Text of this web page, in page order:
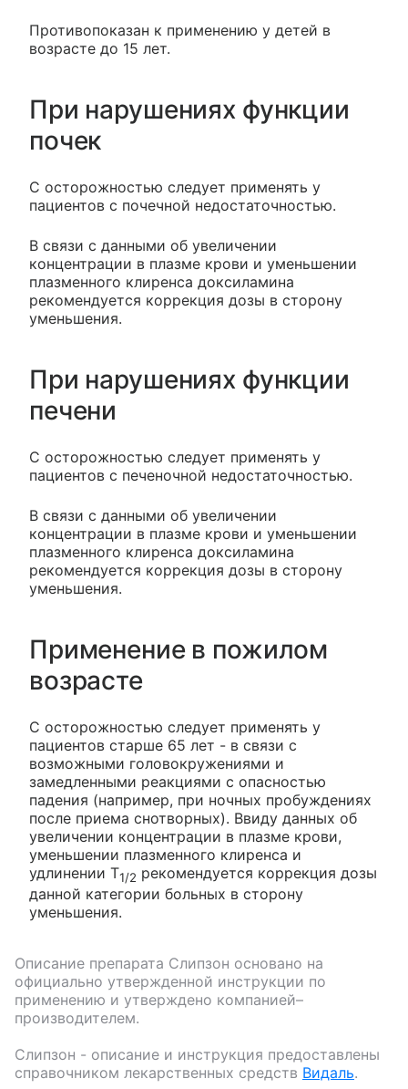
Противопоказан к применению у детей в
возрасте до 15 лет.
При нарушениях функции
почек
С осторожностью следует применять у
пациентов с почечной недостаточностью.
В связи с данными об увеличении
концентрации в плазме крови и уменьшении
плазменного клиренса доксиламина
рекомендуется коррекция дозы в сторону
уменьшения.
При нарушениях функции
печени
С осторожностью следует применять у
пациентов с печеночной недостаточностью.
В связи с данными об увеличении
концентрации в плазме крови и уменьшении
плазменного клиренса доксиламина
рекомендуется коррекция дозы в сторону
уменьшения.
Применение в пожилом
возрасте
С осторожностью следует применять у
пациентов старше 65 лет - в связи с
возможными головокружениями и
замедленными реакциями с опасностью
падения (например, при ночных пробуждениях
после приема снотворных). Ввиду данных об
увеличении концентрации в плазме крови,
уменьшении плазменного клиренса и
удлинении Т1/2 рекомендуется коррекция дозы
данной категории больных в сторону
уменьшения.
Описание препарата Слипзон основано на
официально утвержденной инструкции по
применению и утверждено компанией–
производителем.
Слипзон - описание и инструкция предоставлены
справочником лекарственных средств Видаль.